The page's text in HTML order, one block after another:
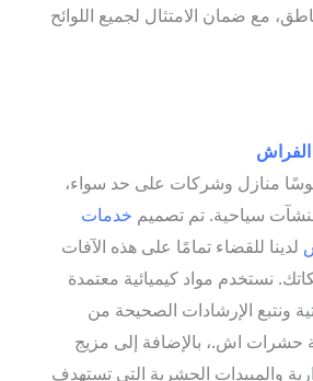
مع ضمان الامتثال لجميع اللوائح
منازل وشركات على حد سواء،
سياحية. تم تصميم خدمات
لدينا للقضاء تمامًا على هذه الآفات
نستخدم مواد كيميائية معتمدة
ونتبع الإرشادات الصحيحة من
حشرات اش.، بالإضافة إلى مزيج
والمبيدات الحشرية التي تستهدف